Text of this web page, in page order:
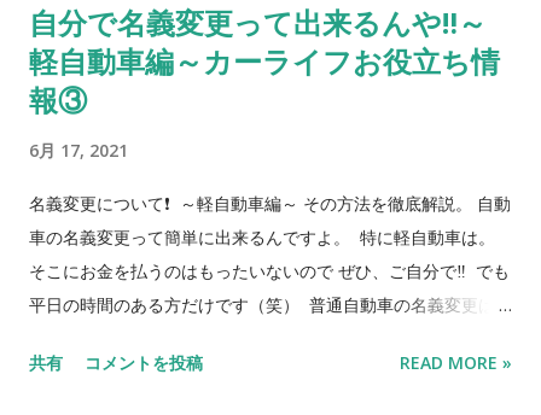
090-4303-3362 ブログの廃車とお伝え下さい。 それではまた
っ👋
自分で名義変更って出来るんや‼️～
軽自動車編～カーライフお役立ち情
報③
6月 17, 2021
名義変更について❗️ ～軽自動車編～ その方法を徹底解説。 自動
車の名義変更って簡単に出来るんですよ。 特に軽自動車は。
そこにお金を払うのはもったいないので ぜひ、ご自分で‼️ でも
平日の時間のある方だけです（笑） 普通自動車の名義変更は
古車をお渡しできるように、ご自分で名義変更をして頂くこと
共有 コメントを投稿 READ MORE »